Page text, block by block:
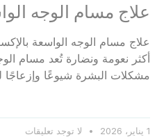
علاج مسام الوجه
علاج مسام الوجه الواسعة
أكثر نعومة ونضارة تُعد مسام
مشكلات البشرة شيوعًا وإزعاجًا
1 يناير، 2026 لا توجد تعليقات